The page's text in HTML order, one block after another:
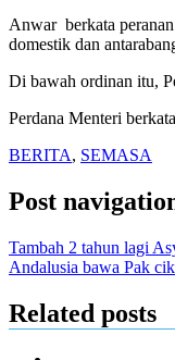
Anwar berkata
domestik dan
Di bawah ordinan itu,
Perdana Menteri
BERITA, SEMASA
Post
Tambah 2 tahun lagi
Andalusia bawa Pak
Related posts